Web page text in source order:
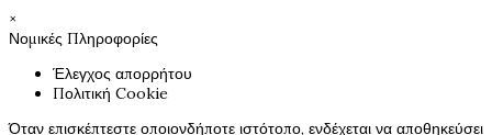
×
Νομικές Πληροφορίες
Έλεγχος απορρήτου
Πολιτική Cookie
Όταν επισκέπτεστε οποιονδήποτε ιστότοπο, ενδέχεται να αποθηκεύσει